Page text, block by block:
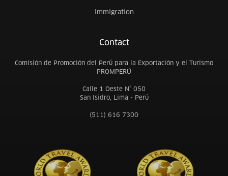
Immigration
Contact
Comisión de Promoción del Perú para la Exportación y el Turismo
PROMPERÚ
Calle 1 Oeste N° 050
San Isidro, Lima - Perú
(511) 616 7300